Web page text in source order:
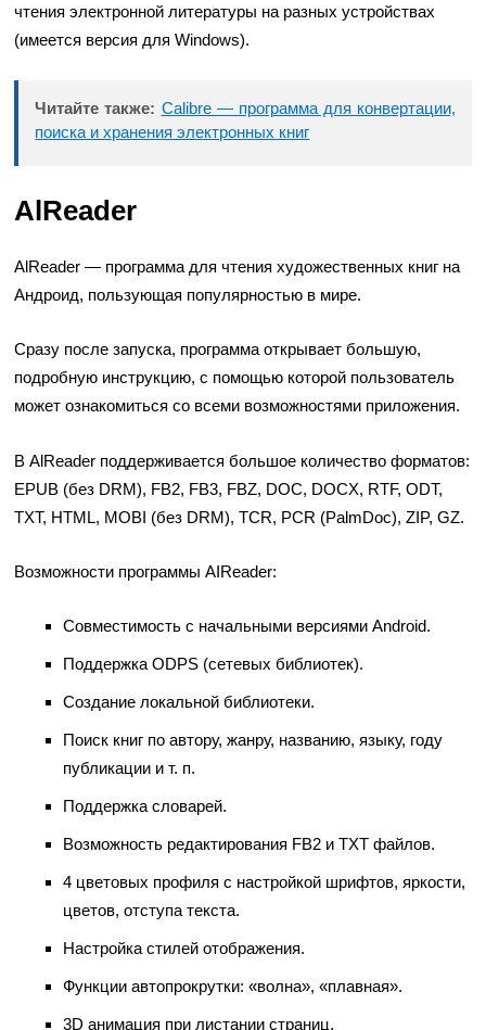
чтения электронной литературы на разных устройствах
(имеется версия для Windows).
Читайте также: Calibre — программа для конвертации,
поиска и хранения электронных книг
AlReader
AlReader — программа для чтения художественных книг на
Андроид, пользующая популярностью в мире.
Сразу после запуска, программа открывает большую,
подробную инструкцию, с помощью которой пользователь
может ознакомиться со всеми возможностями приложения.
В AlReader поддерживается большое количество форматов:
EPUB (без DRM), FB2, FB3, FBZ, DOC, DOCX, RTF, ODT,
TXT, HTML, MOBI (без DRM), TCR, PCR (PalmDoc), ZIP, GZ.
Возможности программы AIReader:
Совместимость с начальными версиями Android.
Поддержка ODPS (сетевых библиотек).
Создание локальной библиотеки.
Поиск книг по автору, жанру, названию, языку, году
публикации и т. п.
Поддержка словарей.
Возможность редактирования FB2 и TXT файлов.
4 цветовых профиля с настройкой шрифтов, яркости,
цветов, отступа текста.
Настройка стилей отображения.
Функции автопрокрутки: «волна», «плавная».
3D анимация при листании страниц.